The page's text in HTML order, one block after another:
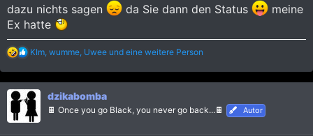
dazu nichts sagen
da Sie dann den Status
meine
Ex hatte
R
a
k
o
KIm, wumme, Uwee und eine weitere Person
dzikabomba
🍫 Once you go Black, you never go back...🍫 Autor